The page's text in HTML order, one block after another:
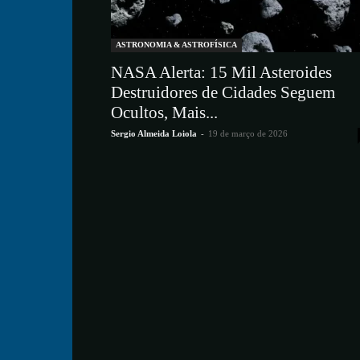
ASTRONOMIA & ASTROFÍSICA
NASA Alerta: 15 Mil Asteroides
Destruidores de Cidades Seguem
Ocultos, Mais...
Sergio Almeida Loiola - 19 de março de 2026